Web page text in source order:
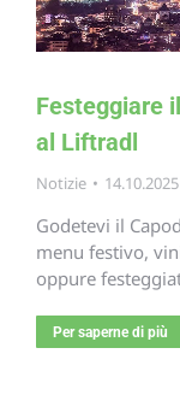
Festeggiare
al Liftradl
Notizie 14.10.2025
Godetevi il
menu festivo,
oppure
Per saperne di più